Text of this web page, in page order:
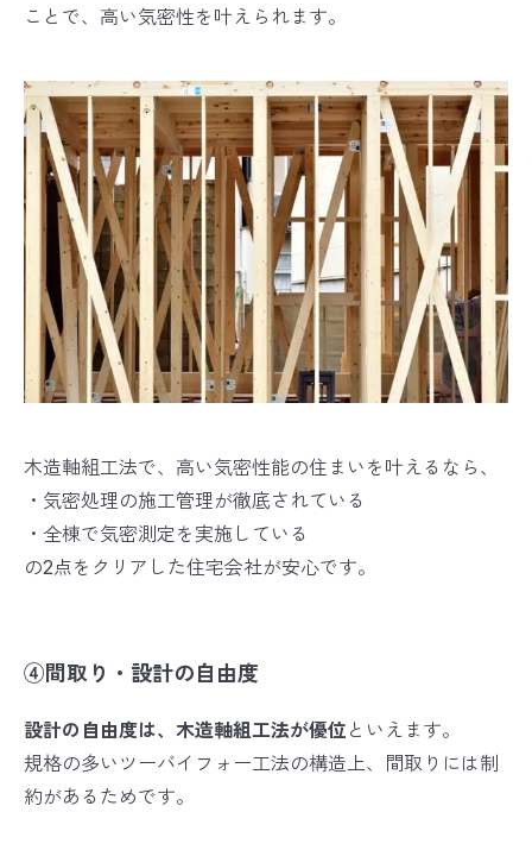
ことで、高い気密性を叶えられます。
木造軸組工法で、高い気密性能の住まいを叶えるなら、
・気密処理の施工管理が徹底されている
・全棟で気密測定を実施している
の2点をクリアした住宅会社が安心です。
④間取り・設計の自由度
設計の自由度は、木造軸組工法が優位 といえます。
規格の多いツーバイフォー工法の構造上、間取りには制
約があるためです。